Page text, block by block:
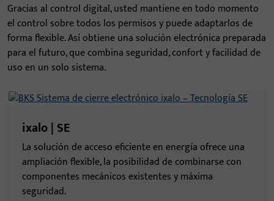
Gracias al control digital, usted mantiene en todo momento
el control sobre todos los permisos y puede adaptarlos de
forma flexible. Así obtiene una solución electrónica preparada
para el futuro, que combina seguridad, confort y facilidad de
uso en un solo sistema.
ixalo | SE
La solución de acceso eficiente en energía ofrece una
ampliación flexible, la posibilidad de combinarse con
componentes mecánicos existentes y máxima
seguridad.